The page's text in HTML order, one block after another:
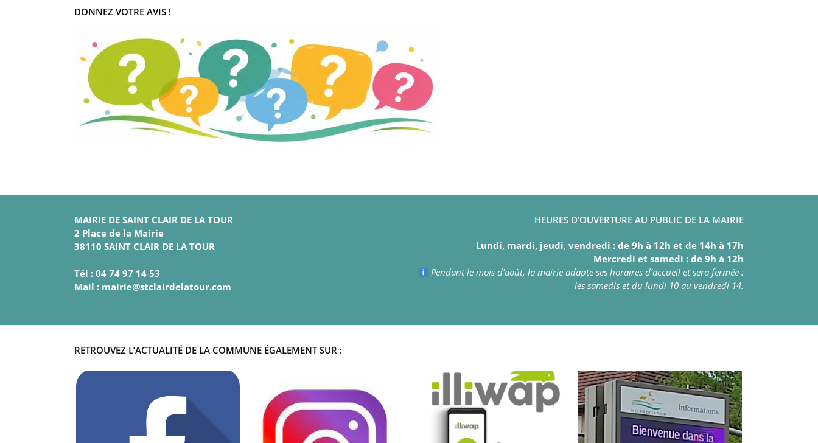
DONNEZ VOTRE AVIS !
MAIRIE DE SAINT CLAIR DE LA TOUR
2 Place de la Mairie
38110 SAINT CLAIR DE LA TOUR
Tél : 04 74 97 14 53
Mail : mairie@stclairdelatour.com
HEURES D’OUVERTURE AU PUBLIC DE LA MAIRIE
Lundi, mardi, jeudi, vendredi : de 9h à 12h et de 14h à 17h
Mercredi et samedi : de 9h à 12h
Pendant le mois d’août, la mairie adapte ses horaires d’accueil et sera fermée :
les samedis et du lundi 10 au vendredi 14.
RETROUVEZ L’ACTUALITÉ DE LA COMMUNE ÉGALEMENT SUR :